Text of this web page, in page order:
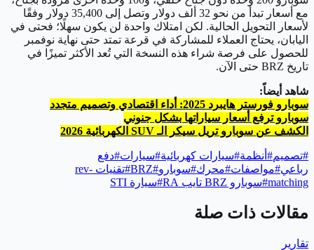
مع أسعار تبدأ من نحو 32 ألف دولار وتصل إلى 35,400 دولار وفقًا
لأسعار التحويل الحالية. لكن امتلاك واحدة لن يكون سهلًا؛ فحتى في
اليابان، يحتاج العملاء للمشاركة في قرعة تمتد حتى نهاية نوفمبر
للحصول على فرصة شراء هذه النسخة التي تُعد الأكثر تميزًا في
تاريخ BRZ حتى الآن.
شاهد أيضاً:
سوبارو فورستر هايبرد 2025: أداء اقتصادي وتصميم متجدد
سوبارو ترفع أسعار سياراتها بشكل جنوني
الكشف عن سوبارو تريل سيكر الـ SUV الكهربائية 2026
#تصميم# أنظمة#سيارات كهربائية#سيارات#دفع
رباعي#مواصفات#محرك#سوبارو#
BRZ
#
تقنيات rev-
matching
#سوبارو BRZ تايب RA #سيارة STI
مقالات ذات صلة
تقارير